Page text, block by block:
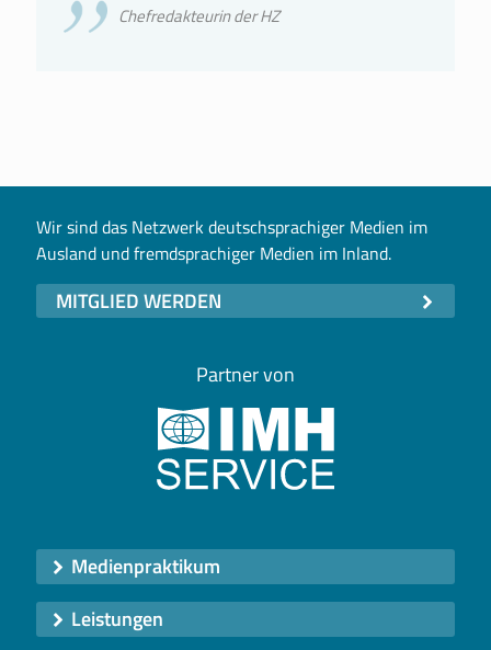
Chefredakteurin der HZ
Wir sind das Netzwerk deutschsprachiger Medien im
Ausland und fremdsprachiger Medien im Inland.
MITGLIED WERDEN
Partner von
Medienpraktikum
Leistungen